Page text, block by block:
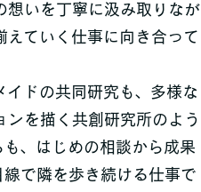
想いを丁寧に汲み取りなが
えていく仕事に向き合って
ドの共同研究も、多様な
を描く共創研究所のよう
、はじめの相談から成果
で隣を歩き続ける仕事で